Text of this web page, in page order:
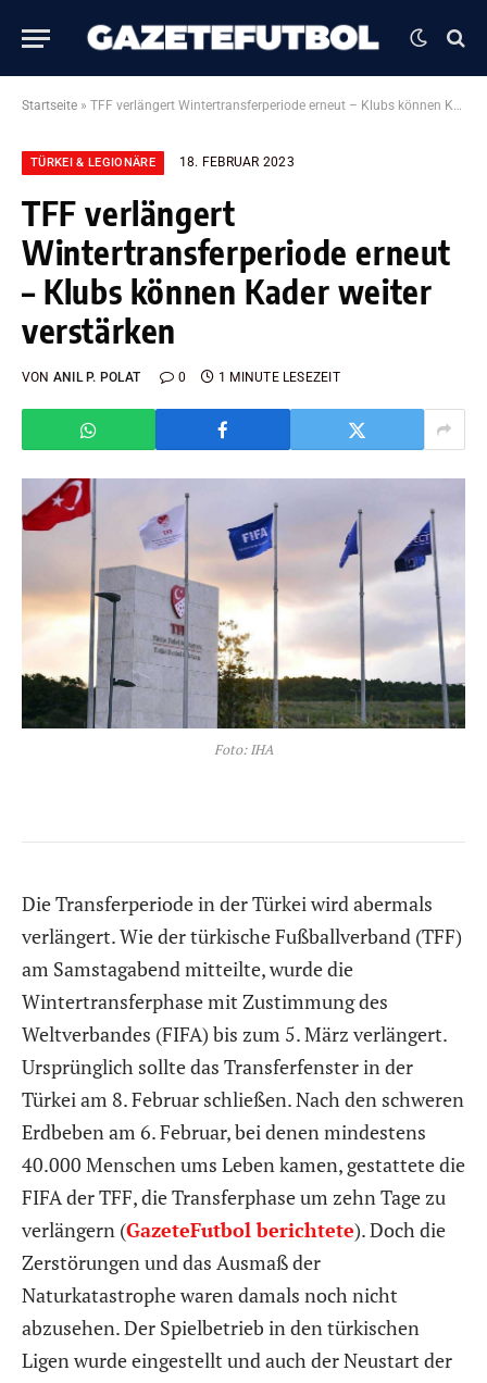
Startseite » TFF verlängert Wintertransferperiode erneut – Klubs können Kader weiter verstärken
TÜRKEI & LEGIONÄRE 18. FEBRUAR 2023
TFF verlängert
Wintertransferperiode erneut
– Klubs können Kader weiter
verstärken
VON ANIL P. POLAT 0 1 MINUTE LESEZEIT
Foto: IHA
Die Transferperiode in der Türkei wird abermals
verlängert. Wie der türkische Fußballverband (TFF)
am Samstagabend mitteilte, wurde die
Wintertransferphase mit Zustimmung des
Weltverbandes (FIFA) bis zum 5. März verlängert.
Ursprünglich sollte das Transferfenster in der
Türkei am 8. Februar schließen. Nach den schweren
Erdbeben am 6. Februar, bei denen mindestens
40.000 Menschen ums Leben kamen, gestattete die
FIFA der TFF, die Transferphase um zehn Tage zu
verlängern (GazeteFutbol berichtete). Doch die
Zerstörungen und das Ausmaß der
Naturkatastrophe waren damals noch nicht
abzusehen. Der Spielbetrieb in den türkischen
Ligen wurde eingestellt und auch der Neustart der